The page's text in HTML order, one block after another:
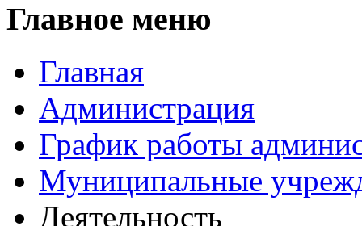
Главное меню
Главная
Администрация
График работы
Муниципальные
Деятельность